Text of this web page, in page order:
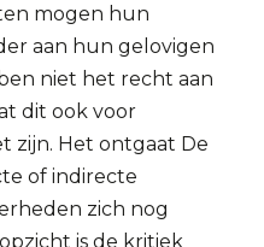
mogen hun
aan hun gelovigen
niet het recht aan
dit ook voor
zijn. Het ontgaat De
of indirecte
zich nog
is de kritiek